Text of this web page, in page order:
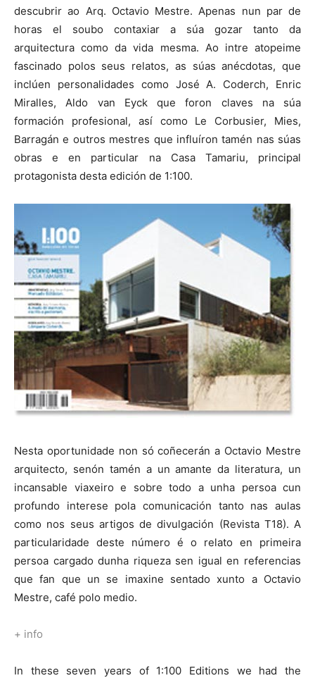
descubrir ao Arq. Octavio Mestre. Apenas nun par de
horas el soubo contaxiar a súa gozar tanto da
arquitectura como da vida mesma. Ao intre atopeime
fascinado polos seus relatos, as súas anécdotas, que
inclúen personalidades como José A. Coderch, Enric
Miralles, Aldo van Eyck que foron claves na súa
formación profesional, así como Le Corbusier, Mies,
Barragán e outros mestres que influíron tamén nas súas
obras e en particular na Casa Tamariu, principal
protagonista desta edición de 1:100.
Nesta oportunidade non só coñecerán a Octavio Mestre
arquitecto, senón tamén a un amante da literatura, un
incansable viaxeiro e sobre todo a unha persoa cun
profundo interese pola comunicación tanto nas aulas
como nos seus artigos de divulgación (Revista T18). A
particularidade deste número é o relato en primeira
persoa cargado dunha riqueza sen igual en referencias
que fan que un se imaxine sentado xunto a Octavio
Mestre, café polo medio.
+ info
In these seven years of 1:100 Editions we had the